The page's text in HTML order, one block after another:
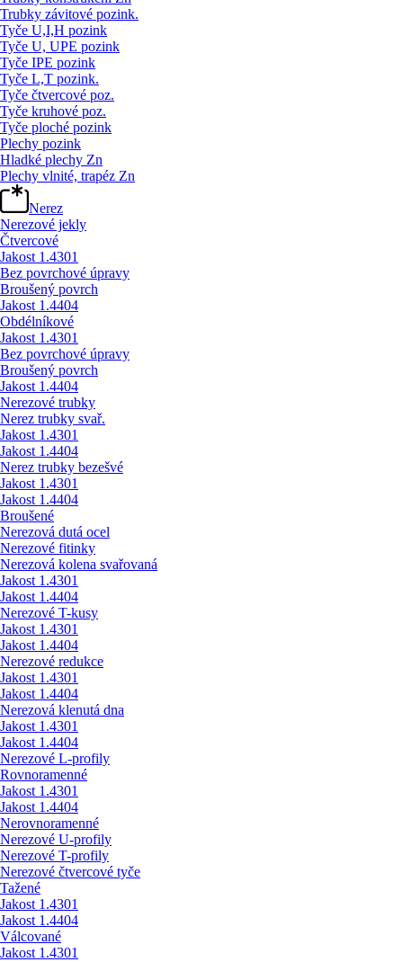
Trubky závitové pozink.
Tyče U,I,H pozink
Tyče U, UPE pozink
Tyče IPE pozink
Tyče L,T pozink.
Tyče čtvercové poz.
Tyče kruhové poz.
Tyče ploché pozink
Plechy pozink
Hladké plechy Zn
Plechy vlnité, trapéz Zn
Nerez
Nerezové jekly
Čtvercové
Jakost 1.4301
Bez povrchové úpravy
Broušený povrch
Jakost 1.4404
Obdélníkové
Jakost 1.4301
Bez povrchové úpravy
Broušený povrch
Jakost 1.4404
Nerezové trubky
Nerez trubky svař.
Jakost 1.4301
Jakost 1.4404
Nerez trubky bezešvé
Jakost 1.4301
Jakost 1.4404
Broušené
Nerezová dutá ocel
Nerezové fitinky
Nerezová kolena svařovaná
Jakost 1.4301
Jakost 1.4404
Nerezové T-kusy
Jakost 1.4301
Jakost 1.4404
Nerezové redukce
Jakost 1.4301
Jakost 1.4404
Nerezová klenutá dna
Jakost 1.4301
Jakost 1.4404
Nerezové L-profily
Rovnoramenné
Jakost 1.4301
Jakost 1.4404
Nerovnoramenné
Nerezové U-profily
Nerezové T-profily
Nerezové čtvercové tyče
Tažené
Jakost 1.4301
Jakost 1.4404
Válcované
Jakost 1.4301